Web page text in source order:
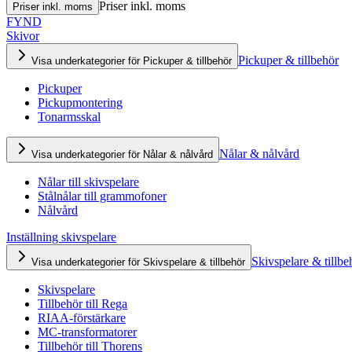
Priser inkl. moms Priser inkl. moms
FYND
Skivor
Visa underkategorier för Pickuper & tillbehör Pickuper & tillbehör
Pickuper
Pickupmontering
Tonarmsskal
Visa underkategorier för Nålar & nålvård Nålar & nålvård
Nålar till skivspelare
Stålnålar till grammofoner
Nålvård
Inställning skivspelare
Visa underkategorier för Skivspelare & tillbehör Skivspelare &
Skivspelare
Tillbehör till Rega
RIAA-förstärkare
MC-transformatorer
Tillbehör till Thorens